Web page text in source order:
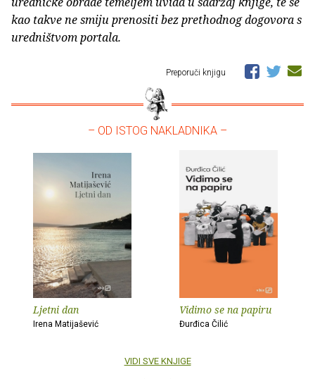
kao takve ne smiju prenositi bez prethodnog dogovora s
uredništvom portala.
Preporuči knjigu
– OD ISTOG NAKLADNIKA –
Ljetni dan
Irena Matijašević
Vidimo se na papiru
Đurđica Čilić
VIDI SVE KNJIGE